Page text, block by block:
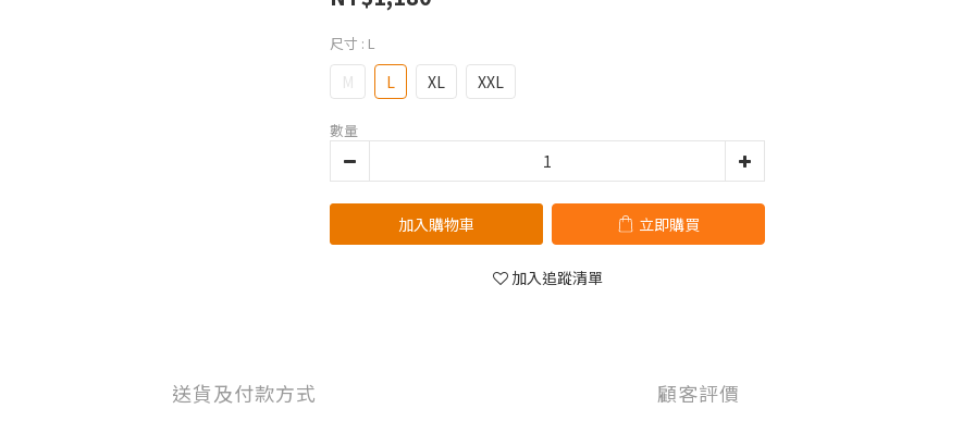
尺寸 : L
M L XL XXL
數量
加入購物車 立即購買
加入追蹤清單
送貨及付款方式 顧客評價